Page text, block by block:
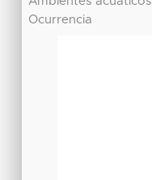
Ocurrencia